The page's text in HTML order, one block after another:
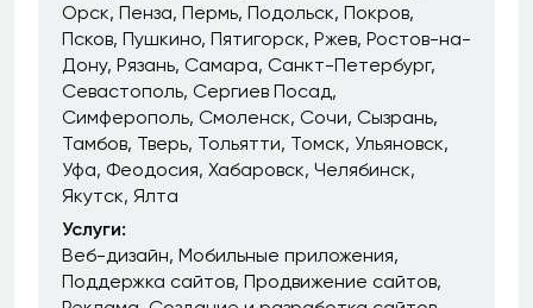
Орск Пенза Пермь Подольск Покров
Псков Пушкино Пятигорск Ржев Ростов-на-
Дону Рязань Самара Санкт-Петербург
Севастополь Сергиев Посад
Симферополь Смоленск Сочи Сызрань
Тамбов Тверь Тольятти Томск Ульяновск
Уфа Феодосия Хабаровск Челябинск
Якутск Ялта
Услуги:
Веб-дизайн Мобильные приложения
Поддержка сайтов Продвижение сайтов